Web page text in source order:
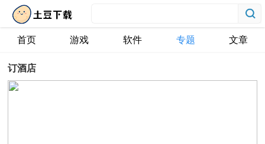
首页 游戏 软件 专题 文章
订酒店